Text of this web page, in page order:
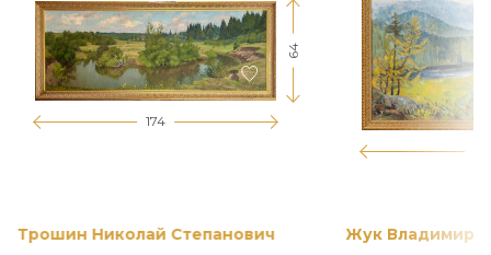
174
64
Трошин Николай Степанович Жук Владимир